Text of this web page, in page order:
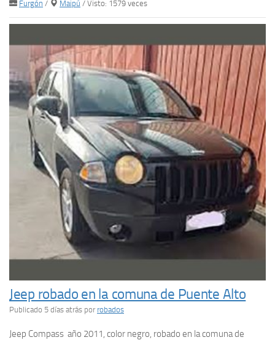
Furgón / Maipú / Visto: 1579 veces
Jeep robado en la comuna de Puente Alto
Publicado 5 días atrás por robados
Jeep Compass año 2011, color negro, robado en la comuna de